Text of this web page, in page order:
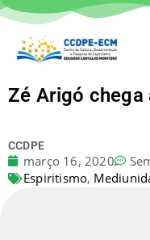
Zé Arigó chega
CCDPE
março 16, 2020
Espiritismo,